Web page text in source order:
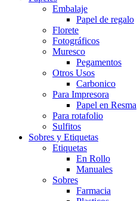
Embalaje
Papel de regalo
Florete
Fotográficos
Muresco
Pegamentos
Otros Usos
Carbonico
Para Impresora
Papel en Resma
Para rotafolio
Sulfitos
Sobres y Etiquetas
Etiquetas
En Rollo
Manuales
Sobres
Farmacia